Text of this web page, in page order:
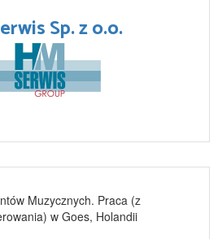
Sp. z o.o.
Muzycznych. Praca (z
w Goes, Holandii